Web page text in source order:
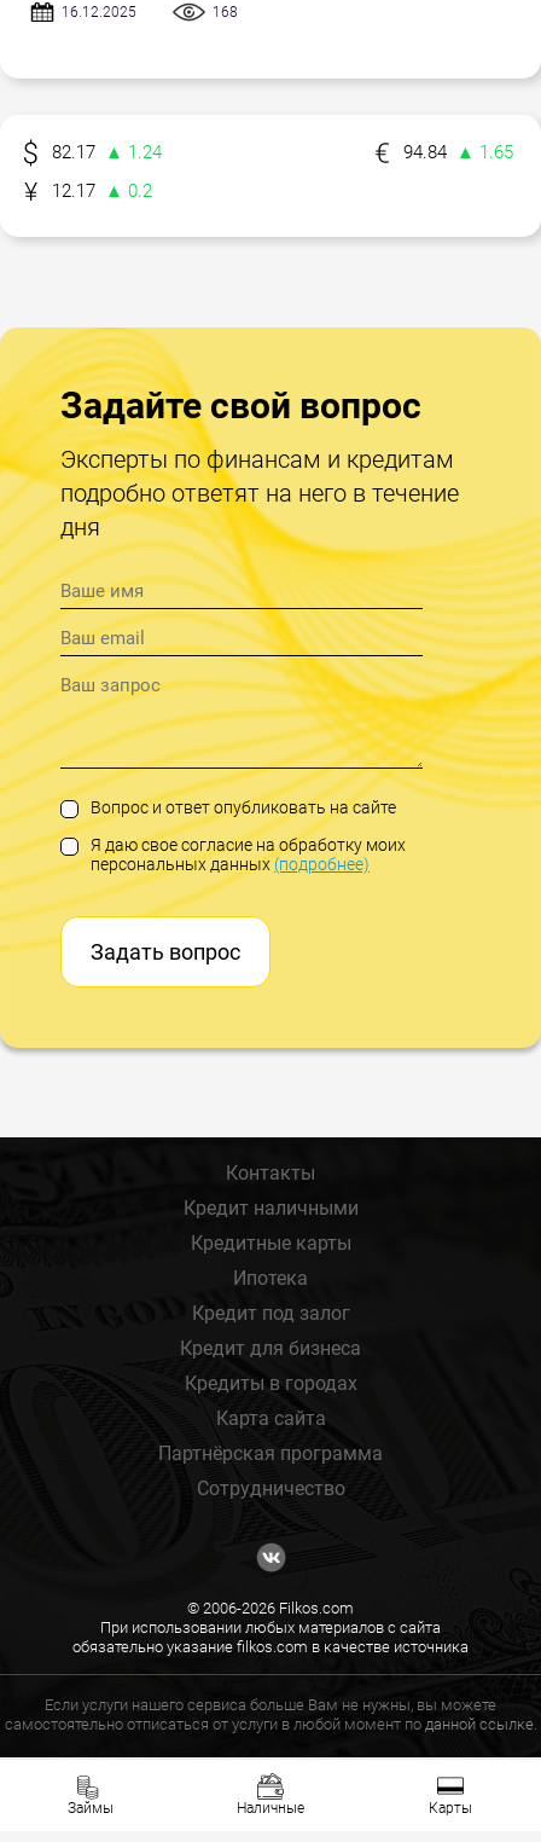
16.12.2025 168
82.17 ▲ 1.24 94.84
▲ 1.65
12.17
▲ 0.2
Задайте свой вопрос
Эксперты по финансам и кредитам
подробно ответят на него в течение
дня
Вопрос и ответ опубликовать на сайте
Я даю свое согласие на обработку моих
персональных данных(подробнее)
Задать вопрос
Займы Наличные Карты
Контакты
Кредит наличными
Кредитные карты
Ипотека
Кредит под залог
Кредит для бизнеса
Кредиты в городах
Карта сайта
Партнёрская программа
Сотрудничество
© 2006-2026 Filkos.com
При использовании любых материалов с сайта
обязательно указание filkos.com в качестве источника
Если услуги нашего сервиса больше Вам не нужны, вы можете
самостоятельно отписаться от услуги в любой момент по данной ссылке.